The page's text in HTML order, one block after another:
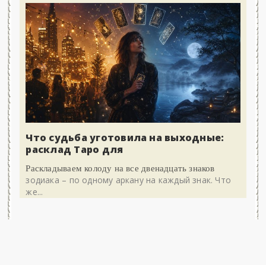
Что судьба уготовила на выходные:
расклад Таро для
Раскладываем колоду на все двенадцать знаков
зодиака – по одному аркану на каждый знак. Что
же...